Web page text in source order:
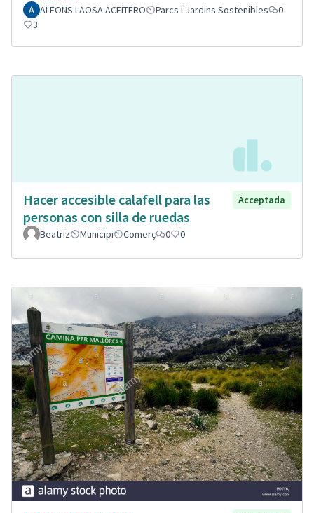
ALFONS LAOSA ACEITERO Parcs i Jardins Sostenibles
0
3
Hacer accesible calafell para las
personas con silla de ruedas
Acceptada
Beatriz Municipi Comerç 0 0